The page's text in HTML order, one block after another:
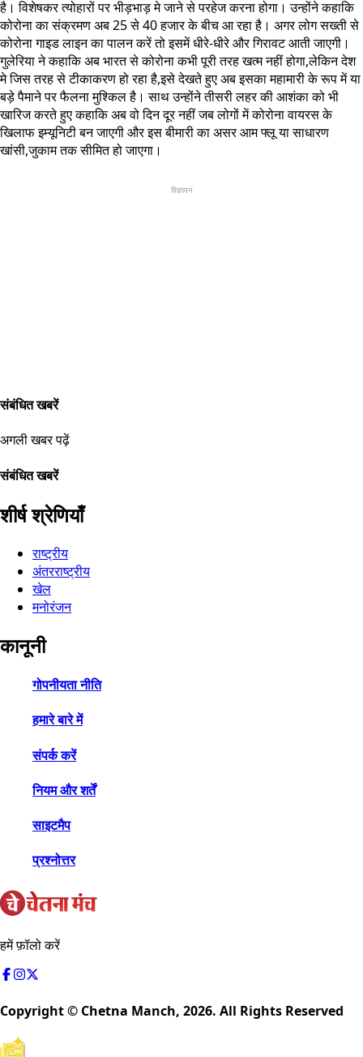
है। विशेषकर त्योहारों पर भीड़भाड़ मे जाने से परहेज करना होगा। उन्होंने कहाकि
कोरोना का संक्रमण अब 25 से 40 हजार के बीच आ रहा है। अगर लोग सख्ती से
कोरोना गाइड लाइन का पालन करें तो इसमें धीरे-धीरे और गिरावट आती जाएगी।
गुलेरिया ने कहाकि अब भारत से कोरोना कभी पूरी तरह खत्म नहीं होगा,लेकिन देश
मे जिस तरह से टीकाकरण हो रहा है,इसे देखते हुए अब इसका महामारी के रूप में या
बड़े पैमाने पर फैलना मुश्किल है। साथ उन्होंने तीसरी लहर की आशंका को भी
खारिज करते हुए कहाकि अब वो दिन दूर नहीं जब लोगों में कोरोना वायरस के
खिलाफ इम्यूनिटी बन जाएगी और इस बीमारी का असर आम फ्लू या साधारण
खांसी,जुकाम तक सीमित हो जाएगा।
विज्ञापन
संबंधित खबरें
अगली खबर पढ़ें
संबंधित खबरें
शीर्ष श्रेणियाँ
राष्ट्रीय
अंतरराष्ट्रीय
खेल
मनोरंजन
कानूनी
गोपनीयता नीति
हमारे बारे में
संपर्क करें
नियम और शर्तें
साइटमैप
प्रश्नोत्तर
हमें फ़ॉलो करें
Copyright © Chetna Manch, 2026. All Rights Reserved